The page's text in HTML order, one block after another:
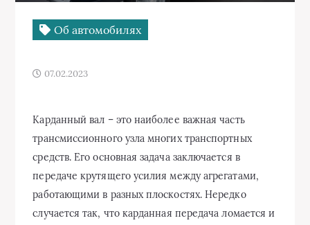
Об автомобилях
07.02.2023
Карданный вал – это наиболее важная часть
трансмиссионного узла многих транспортных
средств. Его основная задача заключается в
передаче крутящего усилия между агрегатами,
работающими в разных плоскостях. Нередко
случается так, что карданная передача ломается и